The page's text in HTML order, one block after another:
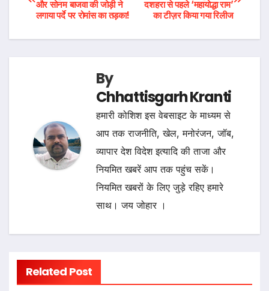
navigation
दशहरा से पहले ‘महायोद्धा राम’
का टीज़र किया गया रिलीज
और सोनम बाजवा की जोड़ी ने
लगाया पर्दे पर रोमांस का तड़का!
By
Chhattisgarh Kranti
हमारी कोशिश इस वेबसाइट के माध्यम से
आप तक राजनीति, खेल, मनोरंजन, जॉब,
व्यापार देश विदेश इत्यादि की ताजा और
नियमित खबरें आप तक पहुंच सकें।
नियमित खबरों के लिए जुड़े रहिए हमारे
साथ। जय जोहार ।
Related Post